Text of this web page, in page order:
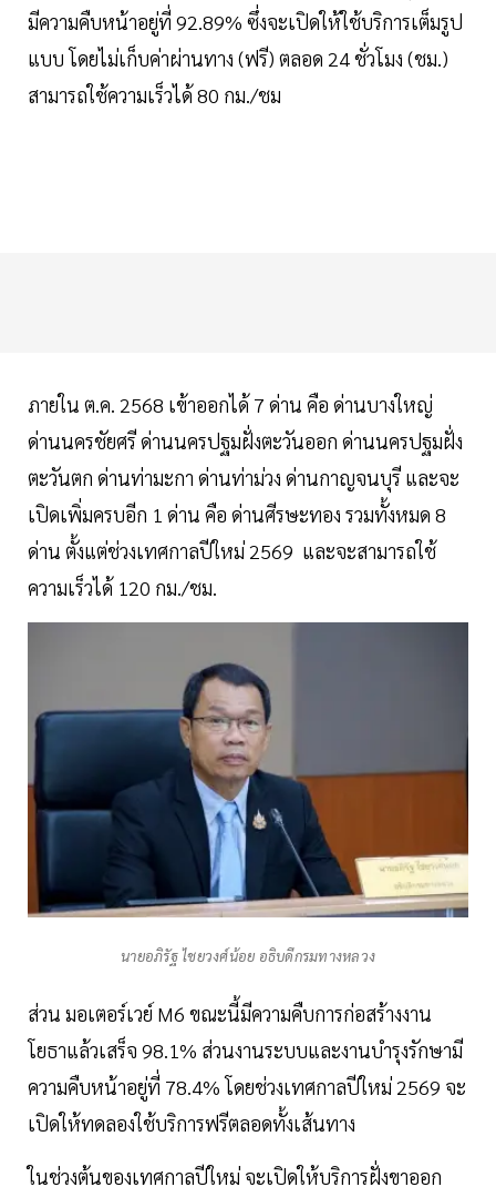
มีความคืบหน้าอยู่ที่ 92.89% ซึ่งจะเปิดให้ใช้บริการเต็มรูป
แบบ โดยไม่เก็บค่าผ่านทาง (ฟรี) ตลอด 24 ชั่วโมง (ชม.)
สามารถใช้ความเร็วได้ 80 กม./ชม
ภายใน ต.ค. 2568 เข้าออกได้ 7 ด่าน คือ ด่านบางใหญ่
ด่านนครชัยศรี ด่านนครปฐมฝั่งตะวันออก ด่านนครปฐมฝั่ง
ตะวันตก ด่านท่ามะกา ด่านท่าม่วง ด่านกาญจนบุรี และจะ
เปิดเพิ่มครบอีก 1 ด่าน คือ ด่านศีรษะทอง รวมทั้งหมด 8
ด่าน ตั้งแต่ช่วงเทศกาลปีใหม่ 2569 และจะสามารถใช้
ความเร็วได้ 120 กม./ชม.
นายอภิรัฐ ไชยวงศ์น้อย อธิบดีกรมทางหลวง
ส่วน มอเตอร์เวย์ M6 ขณะนี้มีความคืบการก่อสร้างงาน
โยธาแล้วเสร็จ 98.1% ส่วนงานระบบและงานบำรุงรักษามี
ความคืบหน้าอยู่ที่ 78.4% โดยช่วงเทศกาลปีใหม่ 2569 จะ
เปิดให้ทดลองใช้บริการฟรีตลอดทั้งเส้นทาง
ในช่วงต้นของเทศกาลปีใหม่ จะเปิดให้บริการฝั่งขาออก